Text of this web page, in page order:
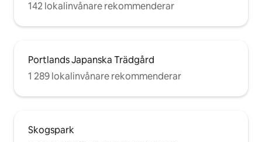
142 lokalinvånare rekommenderar
Portlands Japanska Trädgård
1 289 lokalinvånare rekommenderar
Skogspark